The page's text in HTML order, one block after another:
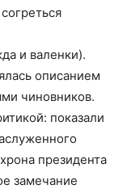
и валенки).
описанием
чиновников.
показали
президента
замечание